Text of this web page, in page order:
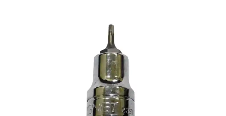
#outils de carrosserie et d'intérieur
#outils de fluides et de lubrification